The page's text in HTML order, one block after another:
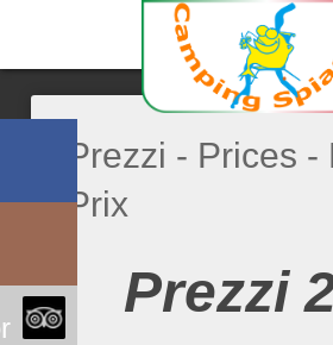
Prezzi - Prices -
Prix
Prezzi